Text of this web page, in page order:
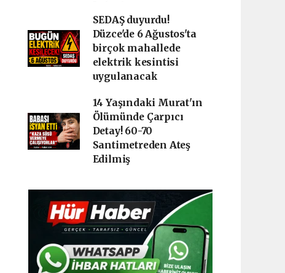
SEDAŞ duyurdu!
Düzce'de 6 Ağustos'ta
birçok mahallede
elektrik kesintisi
uygulanacak
14 Yaşındaki Murat'ın
Ölümünde Çarpıcı
Detay! 60-70
Santimetreden Ateş
Edilmiş